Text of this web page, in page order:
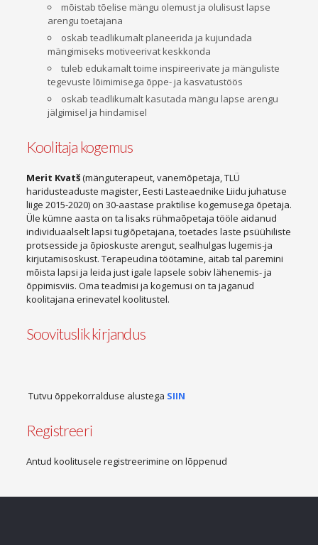
mõistab tõelise mängu olemust ja olulisust lapse
arengu toetajana
oskab teadlikumalt planeerida ja kujundada
mängimiseks motiveerivat keskkonda
tuleb edukamalt toime inspireerivate ja mänguliste
tegevuste lõimimisega õppe- ja kasvatustöös
oskab teadlikumalt kasutada mängu lapse arengu
jälgimisel ja hindamisel
Koolitaja kogemus
Merit Kvatš(mänguterapeut, vanemõpetaja, TLÜ
haridusteaduste magister, Eesti Lasteaednike Liidu juhatuse
liige 2015-2020) on 30-aastase praktilise kogemusega õpetaja.
Üle kümne aasta on ta lisaks rühmaõpetaja tööle aidanud
individuaalselt lapsi tugiõpetajana, toetades laste psüühiliste
protsesside ja õpioskuste arengut, sealhulgas lugemis-ja
kirjutamisoskust. Terapeudina töötamine, aitab tal paremini
mõista lapsi ja leida just igale lapsele sobiv lähenemis- ja
õppimisviis. Oma teadmisi ja kogemusi on ta jaganud
koolitajana erinevatel koolitustel.
Soovituslik kirjandus
Tutvu õppekorralduse alustega SIIN
Registreeri
Antud koolitusele registreerimine on lõppenud